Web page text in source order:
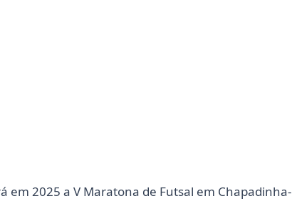
em 2025 a V Maratona de Futsal em Chapadinha-